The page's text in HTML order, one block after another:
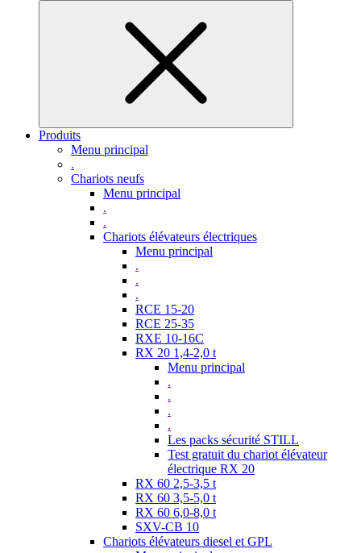
Produits
Menu principal
.
Chariots neufs
Menu principal
.
.
Chariots élévateurs électriques
Menu principal
.
.
.
RCE 15-20
RCE 25-35
RXE 10-16C
RX 20 1,4-2,0 t
Menu principal
.
.
.
.
Les packs sécurité STILL
Test gratuit du chariot élévateur
électrique RX 20
RX 60 2,5-3,5 t
RX 60 3,5-5,0 t
RX 60 6,0-8,0 t
SXV-CB 10
Chariots élévateurs diesel et GPL